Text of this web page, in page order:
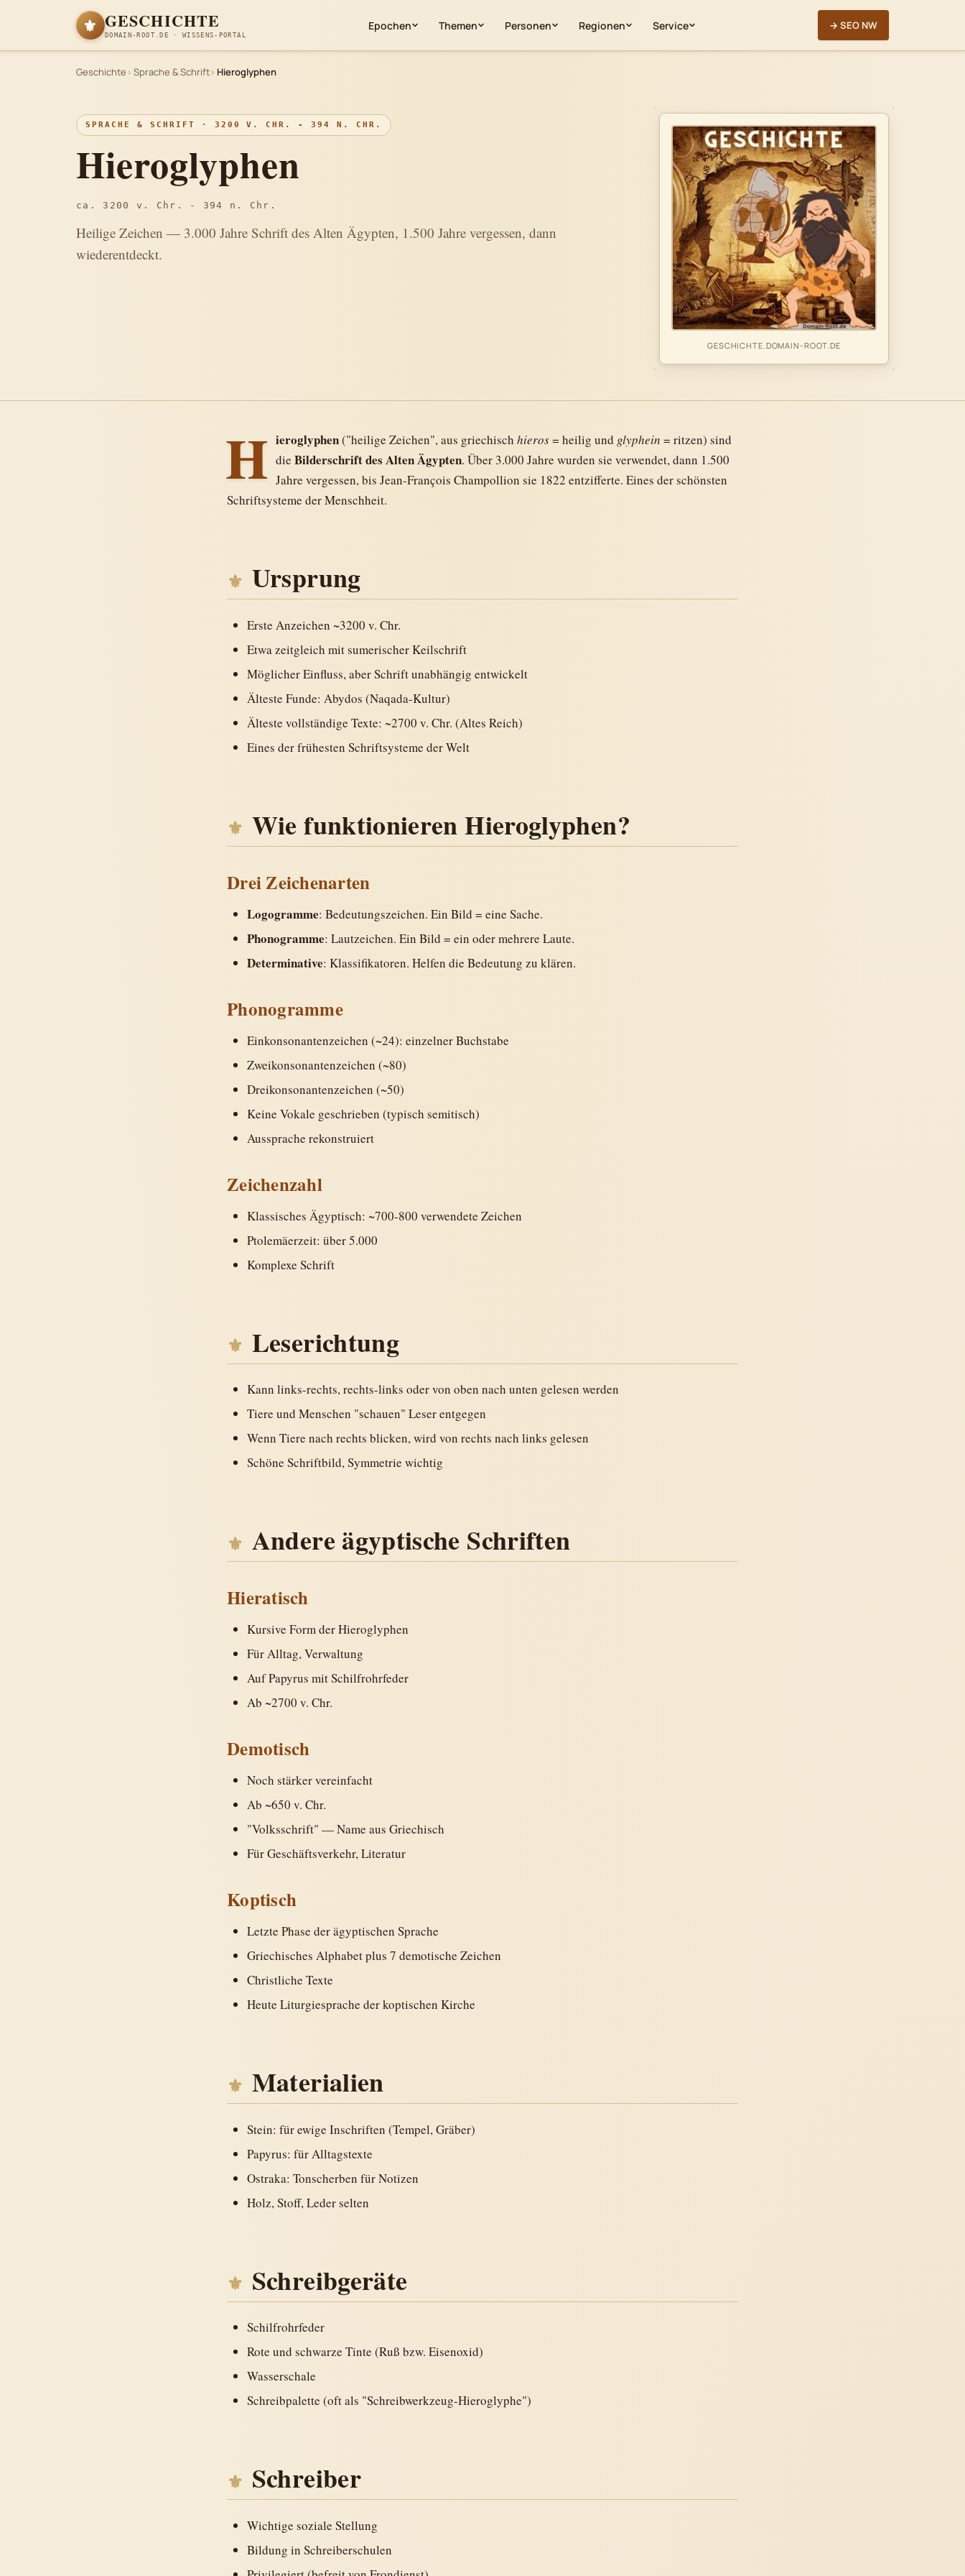
⚜ GESCHICHTE
DOMAIN-ROOT.DE · WISSENS-PORTAL
Epochen Themen Personen Regionen Service → SEO NW
Geschichte Sprache & Schrift Hieroglyphen
SPRACHE & SCHRIFT · 3200 V. CHR. - 394 N. CHR.
Hieroglyphen
ca. 3200 v. Chr. - 394 n. Chr.
Heilige Zeichen — 3.000 Jahre Schrift des Alten Ägypten, 1.500 Jahre vergessen, dann
wiederentdeckt.
GESCHICHTE.DOMAIN-ROOT.DE
H ieroglyphen("heilige Zeichen", aus griechisch hieros= heilig und glyphein = ritzen) sind
die Bilderschrift des Alten Ägypten. Über 3.000 Jahre wurden sie verwendet, dann 1.500
Jahre vergessen, bis Jean-François Champollion sie 1822 entzifferte. Eines der schönsten
Schriftsysteme der Menschheit.
Ursprung
Erste Anzeichen ~3200 v. Chr.
Etwa zeitgleich mit sumerischer Keilschrift
Möglicher Einfluss, aber Schrift unabhängig entwickelt
Älteste Funde: Abydos (Naqada-Kultur)
Älteste vollständige Texte: ~2700 v. Chr. (Altes Reich)
Eines der frühesten Schriftsysteme der Welt
Wie funktionieren Hieroglyphen?
Drei Zeichenarten
Logogramme: Bedeutungszeichen. Ein Bild = eine Sache.
Phonogramme: Lautzeichen. Ein Bild = ein oder mehrere Laute.
Determinative: Klassifikatoren. Helfen die Bedeutung zu klären.
Phonogramme
Einkonsonantenzeichen (~24): einzelner Buchstabe
Zweikonsonantenzeichen (~80)
Dreikonsonantenzeichen (~50)
Keine Vokale geschrieben (typisch semitisch)
Aussprache rekonstruiert
Zeichenzahl
Klassisches Ägyptisch: ~700-800 verwendete Zeichen
Ptolemäerzeit: über 5.000
Komplexe Schrift
Leserichtung
Kann links-rechts, rechts-links oder von oben nach unten gelesen werden
Tiere und Menschen "schauen" Leser entgegen
Wenn Tiere nach rechts blicken, wird von rechts nach links gelesen
Schöne Schriftbild, Symmetrie wichtig
Andere ägyptische Schriften
Hieratisch
Kursive Form der Hieroglyphen
Für Alltag, Verwaltung
Auf Papyrus mit Schilfrohrfeder
Ab ~2700 v. Chr.
Demotisch
Noch stärker vereinfacht
Ab ~650 v. Chr.
"Volksschrift" — Name aus Griechisch
Für Geschäftsverkehr, Literatur
Koptisch
Letzte Phase der ägyptischen Sprache
Griechisches Alphabet plus 7 demotische Zeichen
Christliche Texte
Heute Liturgiesprache der koptischen Kirche
Materialien
Stein: für ewige Inschriften (Tempel, Gräber)
Papyrus: für Alltagstexte
Ostraka: Tonscherben für Notizen
Holz, Stoff, Leder selten
Schreibgeräte
Schilfrohrfeder
Rote und schwarze Tinte (Ruß bzw. Eisenoxid)
Wasserschale
Schreibpalette (oft als "Schreibwerkzeug-Hieroglyphe")
Schreiber
Wichtige soziale Stellung
Bildung in Schreiberschulen